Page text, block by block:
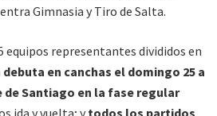
Gimnasia y Tiro de Salta.
equipos representantes divididos en
debuta en canchas el domingo 25 a
de Santiago en la fase regular